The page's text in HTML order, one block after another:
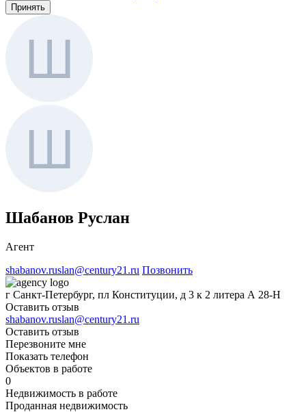
Принять
Шабанов Руслан
Агент
shabanov.ruslan@century21.ru Позвонить
г Санкт-Петербург, пл Конституции, д 3 к 2 литера А 28-Н
Оставить отзыв
shabanov.ruslan@century21.ru
Оставить отзыв
Перезвоните мне
Показать телефон
Объектов в работе
0
Недвижимость в работе
Проданная недвижимость